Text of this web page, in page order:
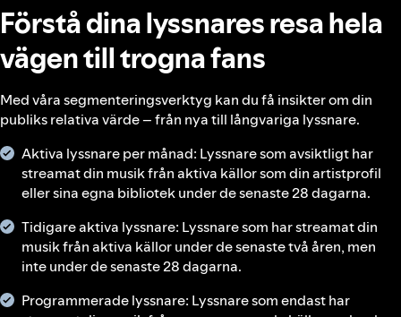
Förstå dina lyssnares resa hela
vägen till trogna fans
Med våra segmenteringsverktyg kan du få insikter om din
publiks relativa värde – från nya till långvariga lyssnare.
Aktiva lyssnare per månad: Lyssnare som avsiktligt har
streamat din musik från aktiva källor som din artistprofil
eller sina egna bibliotek under de senaste 28 dagarna.
Tidigare aktiva lyssnare: Lyssnare som har streamat din
musik från aktiva källor under de senaste två åren, men
inte under de senaste 28 dagarna.
Programmerade lyssnare: Lyssnare som endast har